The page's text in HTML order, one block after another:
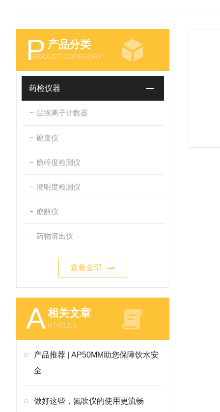
P 产品分类
RODUCT CATEGORY
药检仪器
尘埃离子计数器
硬度仪
脆碎度检测仪
澄明度检测仪
崩解仪
药物溶出仪
查看全部
A相关文章
RTICLES
产品推荐 | AP50MM助您保障饮水安
全
做好这些，氮吹仪的使用更流畅